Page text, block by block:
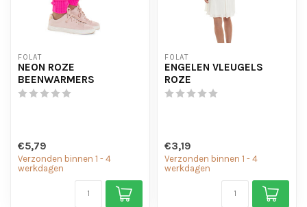
FOLAT
NEON ROZE
BEENWARMERS
€5,79
Verzonden binnen 1 - 4
werkdagen
FOLAT
ENGELEN VLEUGELS
ROZE
€3,19
Verzonden binnen 1 - 4
werkdagen